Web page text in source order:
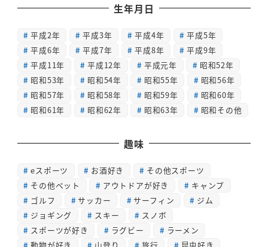
生年月日
平成2年 平成3年 平成4年
平成5年
平成6年
平成7年 平成8年
平成9年
平成11年
平成12年 平成元年
昭和52年
昭和53年
昭和54年 昭和55年
昭和56年
昭和57年
昭和58年 昭和59年
昭和60年
昭和61年
昭和62年 昭和63年 昭和その他
趣味
eスポーツ お酒好き
その他スポーツ
その他ペット
アウトドアが好き
キャンプ
ゴルフ
サッカー サーフィン
ジム
ジョギング
スキー
スノボ
スポーツが好き
ラグビー
ラーメン